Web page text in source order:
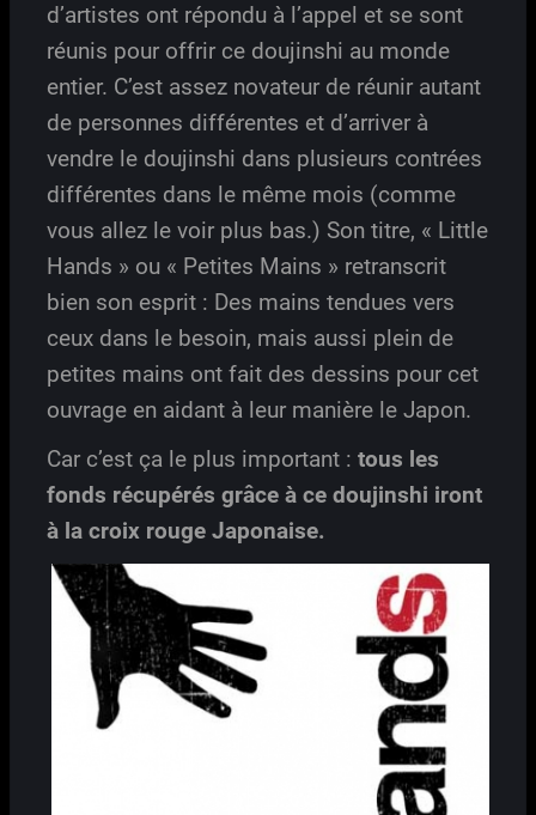
d’artistes ont répondu à l’appel et se sont
réunis pour offrir ce doujinshi au monde
entier. C’est assez novateur de réunir autant
de personnes différentes et d’arriver à
vendre le doujinshi dans plusieurs contrées
différentes dans le même mois (comme
vous allez le voir plus bas.) Son titre, « Little
Hands » ou « Petites Mains » retranscrit
bien son esprit : Des mains tendues vers
ceux dans le besoin, mais aussi plein de
petites mains ont fait des dessins pour cet
ouvrage en aidant à leur manière le Japon.
Car c’est ça le plus important : tous les
fonds récupérés grâce à ce doujinshi iront
à la croix rouge Japonaise.